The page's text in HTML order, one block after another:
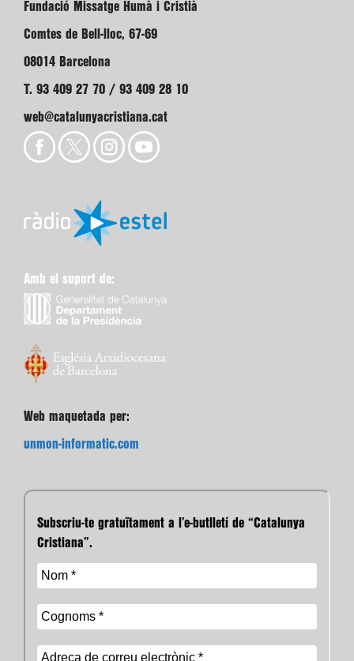
Fundació Missatge Humà i Cristià
Comtes de Bell-lloc, 67-69
08014 Barcelona
T. 93 409 27 70 / 93 409 28 10
web@catalunyacristiana.cat
Amb el suport de:
Web maquetada per:
unmon-informatic.com
Subscriu-te gratuïtament a l’e-butlletí de “Catalunya
Cristiana”.